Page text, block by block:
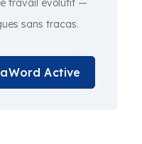
travail évolutif —
sans tracas.
Active